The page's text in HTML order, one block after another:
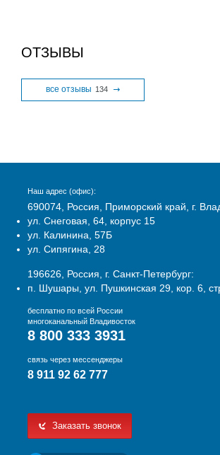
ОТЗЫВЫ
все отзывы 134
Наш адрес (офис):
690074, Россия, Приморский край, г.
ул. Снеговая, 64, корпус 15
ул. Калинина, 57Б
ул. Сипягина, 28
196626, Россия, г. Санкт-Петербург:
п. Шушары, ул. Пушкинская 29, кор. 6,
бесплатно по всей России
многоканальный Владивосток
8 800 333 3931
связь через мессенджеры
8 911 92 62 777
Заказать звонок